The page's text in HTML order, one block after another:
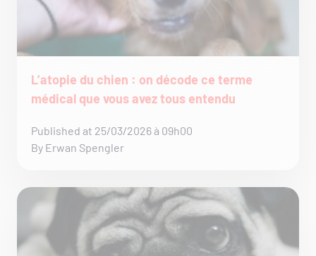
L’atopie du chien : on décode ce terme
médical que vous avez tous entendu
Published at 25/03/2026 à 09h00
By Erwan Spengler